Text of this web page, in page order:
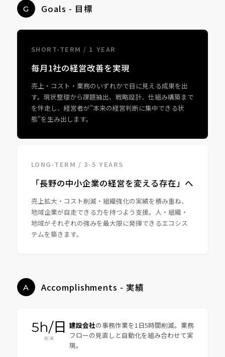
G Goals - 目標
SHORT-TERM / 1 YEAR
毎月1社の経営改善を実現
売上・コスト・業務のいずれかで目に見える成果を出
す。現状整理から課題抽出、戦略設計、仕組み構築まで
を伴走し、経営者が"本来の経営判断に集中できる状
態"を生み出します。
LONG-TERM / 3-5 YEARS
「長野の中小企業の経営を変える存在」へ
売上拡大・コスト削減・組織強化の実績を積み重ね、
地域企業が自走できる力を持つよう支援。人・組織・
地域がそれぞれの強みを最大限に発揮できるエコシス
テムを築きます。
A Accomplishments - 実績
5h/日
削減
建設会社の事務作業を1日5時間削減。業務
フローの見直しと自動化を組み合わせて実
現。